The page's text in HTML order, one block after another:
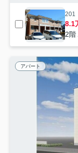
201
8.1
2階
アパート